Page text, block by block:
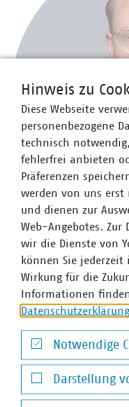
Dr. Jürgen Kruse
Stv. Geschäftsführer
+49 211 159243-13
kruse(at)vku(dot)de
Hinweis zu
Diese Webseite
personenbezogene
technisch
fehlerfrei anbieten
Präferenzen
werden von uns erst
und dienen zur
Web-Angebotes. Zur
wir die Dienste von
können Sie
Wirkung für die
Informationen
Datenschutzerklärung
Notwendige
Notwendige
Darstellung
Darstellung von